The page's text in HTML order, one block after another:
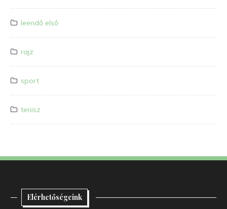
leendő első
rajz
sport
tenisz
Elérhetőségeink